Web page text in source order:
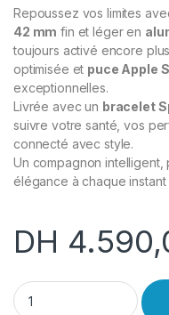
Repoussez vos limites
42 mm fin et léger en
toujours activé encore
optimisée et puce Apple
exceptionnelles.
Livrée avec un bracelet
suivre votre santé, vos
connecté avec style.
Un compagnon
élégance à chaque
DH
Apple Watch series 11